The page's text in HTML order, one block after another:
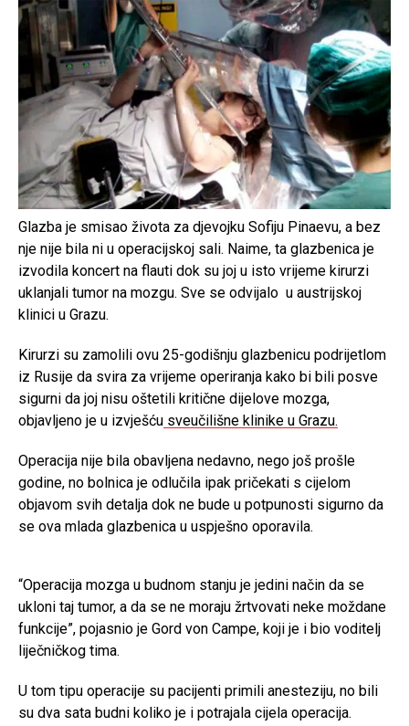
Glazba je smisao života za djevojku Sofiju Pinaevu, a bez
nje nije bila ni u operacijskoj sali. Naime, ta glazbenica je
izvodila koncert na flauti dok su joj u isto vrijeme kirurzi
uklanjali tumor na mozgu. Sve se odvijalo u austrijskoj
klinici u Grazu.
Kirurzi su zamolili ovu 25-godišnju glazbenicu podrijetlom
iz Rusije da svira za vrijeme operiranja kako bi bili posve
sigurni da joj nisu oštetili kritične dijelove mozga,
objavljeno je u izvješću sveučilišne klinike u Grazu.
Operacija nije bila obavljena nedavno, nego još prošle
godine, no bolnica je odlučila ipak pričekati s cijelom
objavom svih detalja dok ne bude u potpunosti sigurno da
se ova mlada glazbenica u uspješno oporavila.
“Operacija mozga u budnom stanju je jedini način da se
ukloni taj tumor, a da se ne moraju žrtvovati neke moždane
funkcije”, pojasnio je Gord von Campe, koji je i bio voditelj
liječničkog tima.
U tom tipu operacije su pacijenti primili anesteziju, no bili
su dva sata budni koliko je i potrajala cijela operacija.